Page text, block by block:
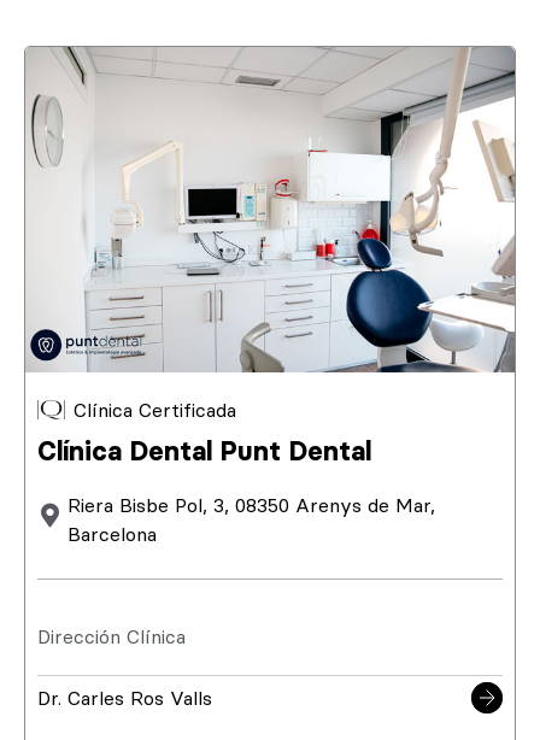
Clínica Certificada
Clínica Dental Punt Dental
Riera Bisbe Pol, 3, 08350 Arenys de Mar,
Barcelona
Dirección Clínica
Dr. Carles Ros Valls